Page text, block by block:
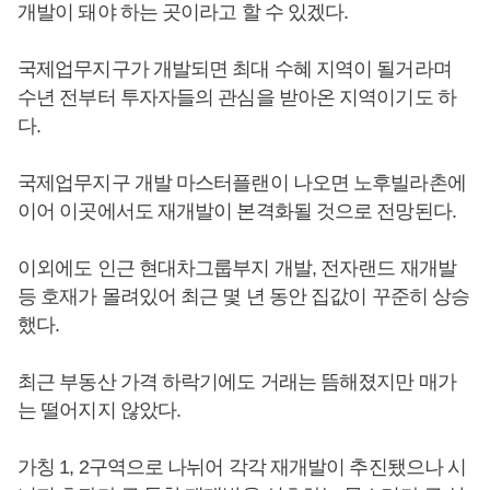
개발이 돼야 하는 곳이라고 할 수 있겠다.
국제업무지구가 개발되면 최대 수혜 지역이 될거라며
수년 전부터 투자자들의 관심을 받아온 지역이기도 하
다.
국제업무지구 개발 마스터플랜이 나오면 노후빌라촌에
이어 이곳에서도 재개발이 본격화될 것으로 전망된다.
이외에도 인근 현대차그룹부지 개발, 전자랜드 재개발
등 호재가 몰려있어 최근 몇 년 동안 집값이 꾸준히 상승
했다.
최근 부동산 가격 하락기에도 거래는 뜸해졌지만 매가
는 떨어지지 않았다.
가칭 1, 2구역으로 나뉘어 각각 재개발이 추진됐으나 시